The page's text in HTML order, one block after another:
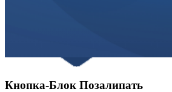
Кнопка-Блок Позалипать